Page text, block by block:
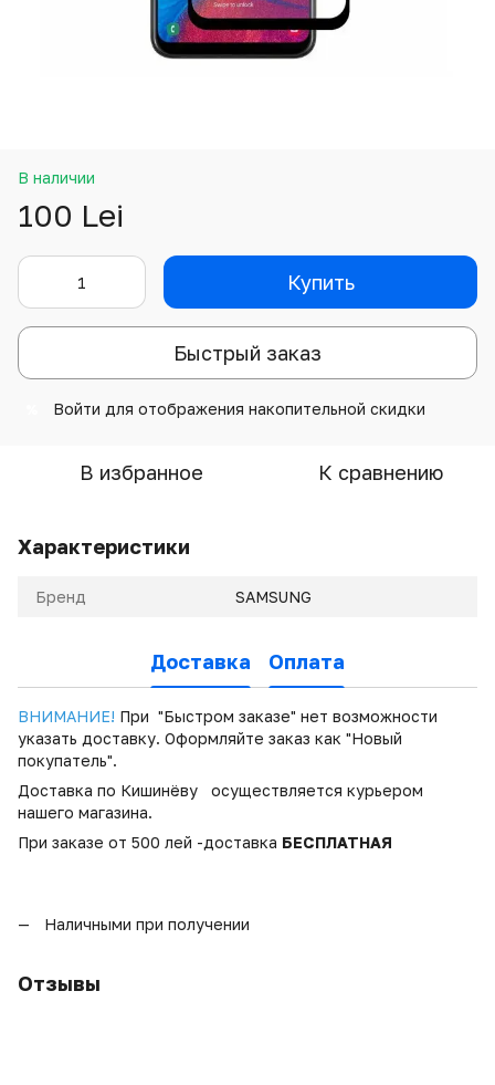
В наличии
100 Lei
Купить
Быстрый заказ
Войти для отображения накопительной скидки
В избранное К сравнению
Характеристики
Бренд SAMSUNG
Доставка Оплата
ВНИМАНИЕ! При "Быстром заказе" нет возможности
указать доставку. Оформляйте заказ как "Новый
покупатель".
Доставка по Кишинёву осуществляется курьером
нашего магазина.
При заказе от 500 лей -доставка БЕСПЛАТНАЯ
Наличными при получении
Отзывы